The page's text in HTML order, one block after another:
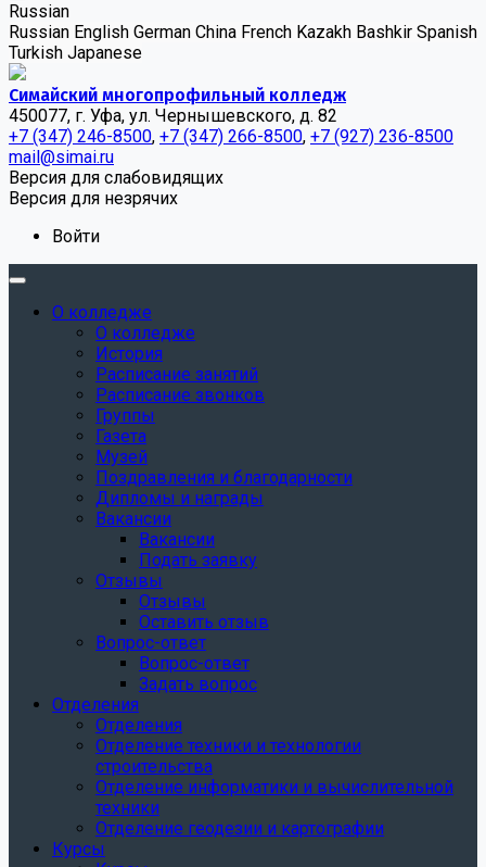
Russian
Russian English German China French Kazakh Bashkir Spanish
Turkish Japanese
Симайский многопрофильный колледж
450077, г. Уфа, ул. Чернышевского, д. 82
+7 (347) 246-8500, +7 (347) 266-8500, +7 (927) 236-8500
mail@simai.ru
Версия для слабовидящих
Версия для незрячих
Войти
О колледже
О колледже
История
Расписание занятий
Расписание звонков
Группы
Газета
Музей
Поздравления и благодарности
Дипломы и награды
Вакансии
Вакансии
Подать заявку
Отзывы
Отзывы
Оставить отзыв
Вопрос-ответ
Вопрос-ответ
Задать вопрос
Отделения
Отделения
Отделение техники и технологии
строительства
Отделение информатики и вычислительной
техники
Отделение геодезии и картографии
Курсы